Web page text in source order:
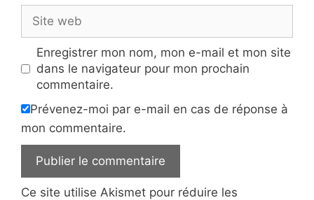
web
Enregistrer mon nom, mon e-mail et mon site
dans le navigateur pour mon prochain
commentaire.
Prévenez-moi par e-mail en cas de réponse à
mon commentaire.
Ce site utilise Akismet pour réduire les